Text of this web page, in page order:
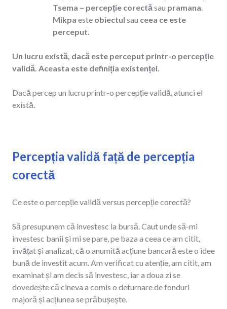
Tsema – percepție corectăsau pramana.
Mikpa este obiectul sau ceea ce este
perceput.
Un lucru există, dacă este perceput printr-o percepție
validă. Aceasta este definiția existenței.
Dacă percep un lucru printr-o percepție validă, atunci el
există.
Percepția validă față de percepția
corectă
Ce este o percepție validă versus percepție corectă?
Să presupunem că investesc la bursă. Caut unde să-mi
investesc banii și mi se pare, pe baza a ceea ce am citit,
învățat și analizat, că o anumită acțiune bancară este o idee
bună de investit acum. Am verificat cu atenție, am citit, am
examinat și am decis să investesc, iar a doua zi se
dovedește că cineva a comis o deturnare de fonduri
majoră și acțiunea se prăbușește.